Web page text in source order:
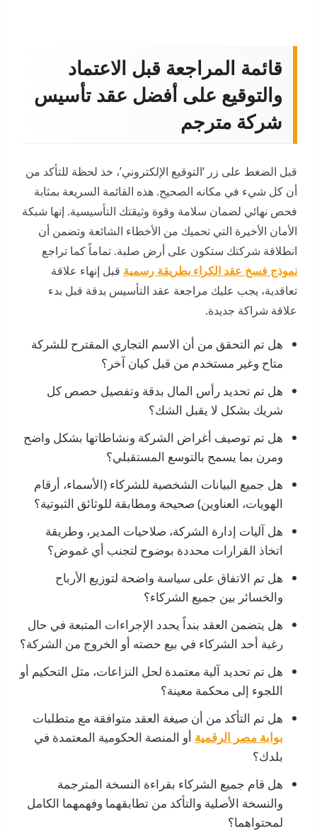
قائمة المراجعة قبل الاعتماد
والتوقيع على أفضل عقد تأسيس
شركة مترجم
قبل الضغط على زر ‘التوقيع الإلكتروني’، خذ لحظة للتأكد من
أن كل شيء في مكانه الصحيح. هذه القائمة السريعة بمثابة
فحص نهائي لضمان سلامة وقوة وثيقتك التأسيسية. إنها شبكة
الأمان الأخيرة التي تحميك من الأخطاء الشائعة وتضمن أن
انطلاقة شركتك ستكون على أرض صلبة. تماماً كما تراجع
نموذج فسخ عقد الكراء بطريقة رسمية قبل إنهاء علاقة
تعاقدية، يجب عليك مراجعة عقد التأسيس بدقة قبل بدء
علاقة شراكة جديدة.
هل تم التحقق من أن الاسم التجاري المقترح للشركة
متاح وغير مستخدم من قبل كيان آخر؟
هل تم تحديد رأس المال بدقة وتفصيل حصص كل
شريك بشكل لا يقبل الشك؟
هل تم توصيف أغراض الشركة ونشاطاتها بشكل واضح
ومرن بما يسمح بالتوسع المستقبلي؟
هل جميع البيانات الشخصية للشركاء (الأسماء، أرقام
الهويات، العناوين) صحيحة ومطابقة للوثائق الثبوتية؟
هل آليات إدارة الشركة، صلاحيات المدير، وطريقة
اتخاذ القرارات محددة بوضوح لتجنب أي غموض؟
هل تم الاتفاق على سياسة واضحة لتوزيع الأرباح
والخسائر بين جميع الشركاء؟
هل يتضمن العقد بنداً يحدد الإجراءات المتبعة في حال
رغبة أحد الشركاء في بيع حصته أو الخروج من الشركة؟
هل تم تحديد آلية معتمدة لحل النزاعات، مثل التحكيم أو
اللجوء إلى محكمة معينة؟
هل تم التأكد من أن صيغة العقد متوافقة مع متطلبات
بوابة مصر الرقمية أو المنصة الحكومية المعتمدة في
بلدك؟
هل قام جميع الشركاء بقراءة النسخة المترجمة
والنسخة الأصلية والتأكد من تطابقهما وفهمهما الكامل
لمحتواهما؟